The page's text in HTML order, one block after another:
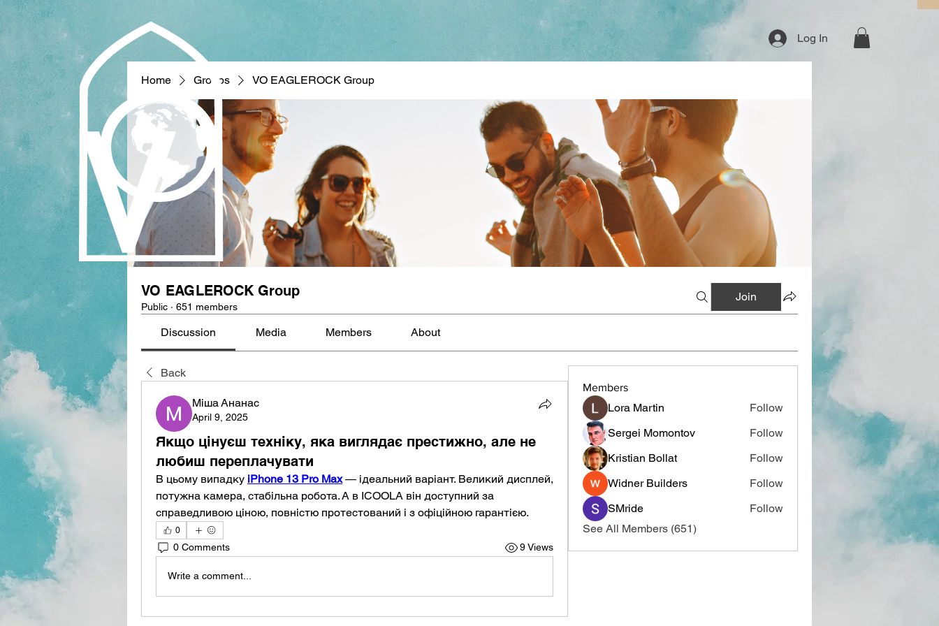
Log In
Home Groups VO EAGLEROCK Group
VO EAGLEROCK Group
Public · 651 members
Join
Discussion Media Members About
Back
Міша Ананас
April 9, 2025
Якщо цінуєш техніку, яка виглядає престижно, але не
любиш переплачувати
В цьому випадку iPhone 13 Pro Max — ідеальний варіант. Великий дисплей,
потужна камера, стабільна робота. А в ICOOLA він доступний за
справедливою ціною, повністю протестований і з офіційною гарантією.
0
0 Comments 9 Views
Write a comment...
Members
Lora Martin
Follow
Sergei Momontov
Follow
Kristian Bollat
Follow
Widner Builders
Follow
SMride
Follow
See All Members (651)